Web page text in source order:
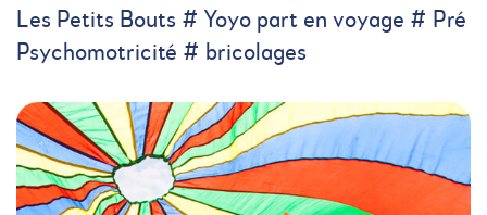
Les Petits Bouts # Yoyo part en voyage # Pré
Psychomotricité # bricolages